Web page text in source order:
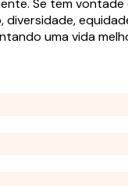
uma vida